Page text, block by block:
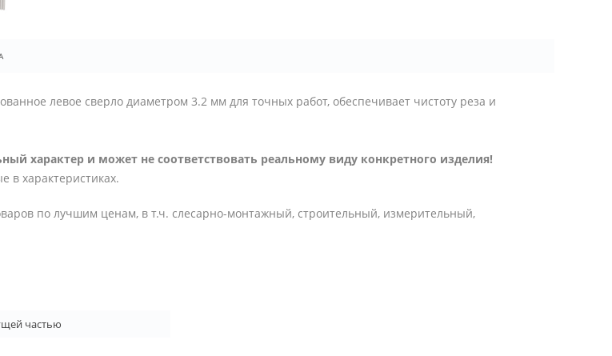
левое сверло диаметром 3.2 мм для точных работ, обеспечивает чистоту реза и
характер и может не соответствовать реальному виду конкретного изделия!
в характеристиках.
по лучшим ценам, в т.ч. слесарно-монтажный, строительный, измерительный,
частью